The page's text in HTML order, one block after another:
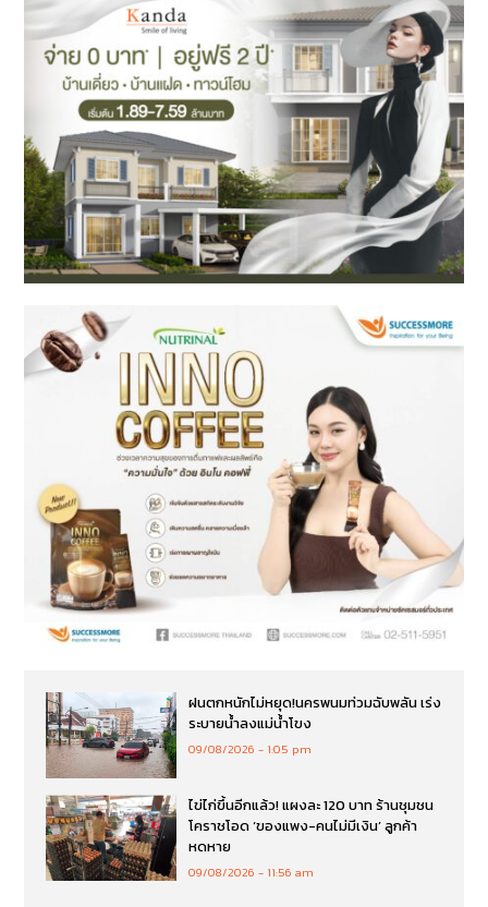
ฝนตกหนักไม่หยุด!นครพนมท่วมฉับพลัน เร่ง
ระบายน้ำลงแม่น้ำโขง
09/08/2026 1:05 pm
ไข่ไก่ขึ้นอีกแล้ว! แผงละ 120 บาท ร้านชุมชน
โคราชโอด ‘ของแพง-คนไม่มีเงิน’ ลูกค้า
หดหาย
09/08/2026 11:56 am